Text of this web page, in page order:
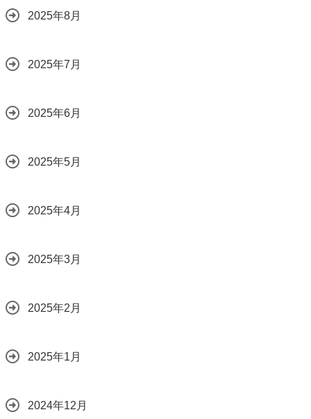
2025年8月
2025年7月
2025年6月
2025年5月
2025年4月
2025年3月
2025年2月
2025年1月
2024年12月